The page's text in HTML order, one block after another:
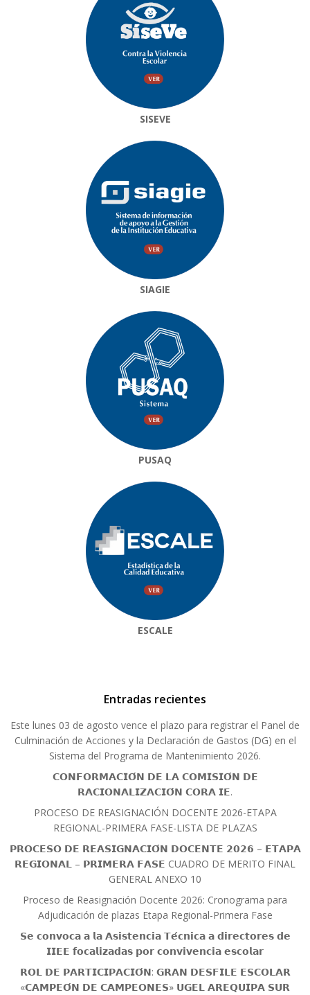
SISEVE
SIAGIE
PUSAQ
ESCALE
Entradas recientes
Este lunes 03 de agosto vence el plazo para registrar el Panel de
Culminación de Acciones y la Declaración de Gastos (DG) en el
Sistema del Programa de Mantenimiento 2026.
𝗖𝗢𝗡𝗙𝗢𝗥𝗠𝗔𝗖𝗜𝗢́𝗡 𝗗𝗘 𝗟𝗔 𝗖𝗢𝗠𝗜𝗦𝗜𝗢́𝗡 𝗗𝗘
𝗥𝗔𝗖𝗜𝗢𝗡𝗔𝗟𝗜𝗭𝗔𝗖𝗜𝗢́𝗡 𝗖𝗢𝗥𝗔 𝗜𝗘.
PROCESO DE REASIGNACIÓN DOCENTE 2026-ETAPA
REGIONAL-PRIMERA FASE-LISTA DE PLAZAS
𝗣𝗥𝗢𝗖𝗘𝗦𝗢 𝗗𝗘 𝗥𝗘𝗔𝗦𝗜𝗚𝗡𝗔𝗖𝗜𝗢́𝗡 𝗗𝗢𝗖𝗘𝗡𝗧𝗘 𝟮𝟬𝟮𝟲 – 𝗘𝗧𝗔𝗣𝗔
𝗥𝗘𝗚𝗜𝗢𝗡𝗔𝗟 – 𝗣𝗥𝗜𝗠𝗘𝗥𝗔 𝗙𝗔𝗦𝗘 CUADRO DE MERITO FINAL
GENERAL ANEXO 10
Proceso de Reasignación Docente 2026: Cronograma para
Adjudicación de plazas Etapa Regional-Primera Fase
𝗦𝗲 𝗰𝗼𝗻𝘃𝗼𝗰𝗮 𝗮 𝗹𝗮 𝗔𝘀𝗶𝘀𝘁𝗲𝗻𝗰𝗶𝗮 𝗧𝗲́𝗰𝗻𝗶𝗰𝗮 𝗮 𝗱𝗶𝗿𝗲𝗰𝘁𝗼𝗿𝗲𝘀 𝗱𝗲
𝗜𝗜𝗘𝗘 𝗳𝗼𝗰𝗮𝗹𝗶𝘇𝗮𝗱𝗮𝘀 𝗽𝗼𝗿 𝗰𝗼𝗻𝘃𝗶𝘃𝗲𝗻𝗰𝗶𝗮 𝗲𝘀𝗰𝗼𝗹𝗮𝗿
𝗥𝗢𝗟 𝗗𝗘 𝗣𝗔𝗥𝗧𝗜𝗖𝗜𝗣𝗔𝗖𝗜𝗢́𝗡: 𝗚𝗥𝗔𝗡 𝗗𝗘𝗦𝗙𝗜𝗟𝗘 𝗘𝗦𝗖𝗢𝗟𝗔𝗥
«𝗖𝗔𝗠𝗣𝗘𝗢́𝗡 𝗗𝗘 𝗖𝗔𝗠𝗣𝗘𝗢𝗡𝗘𝗦» 𝗨𝗚𝗘𝗟 𝗔𝗥𝗘𝗤𝗨𝗜𝗣𝗔 𝗦𝗨𝗥